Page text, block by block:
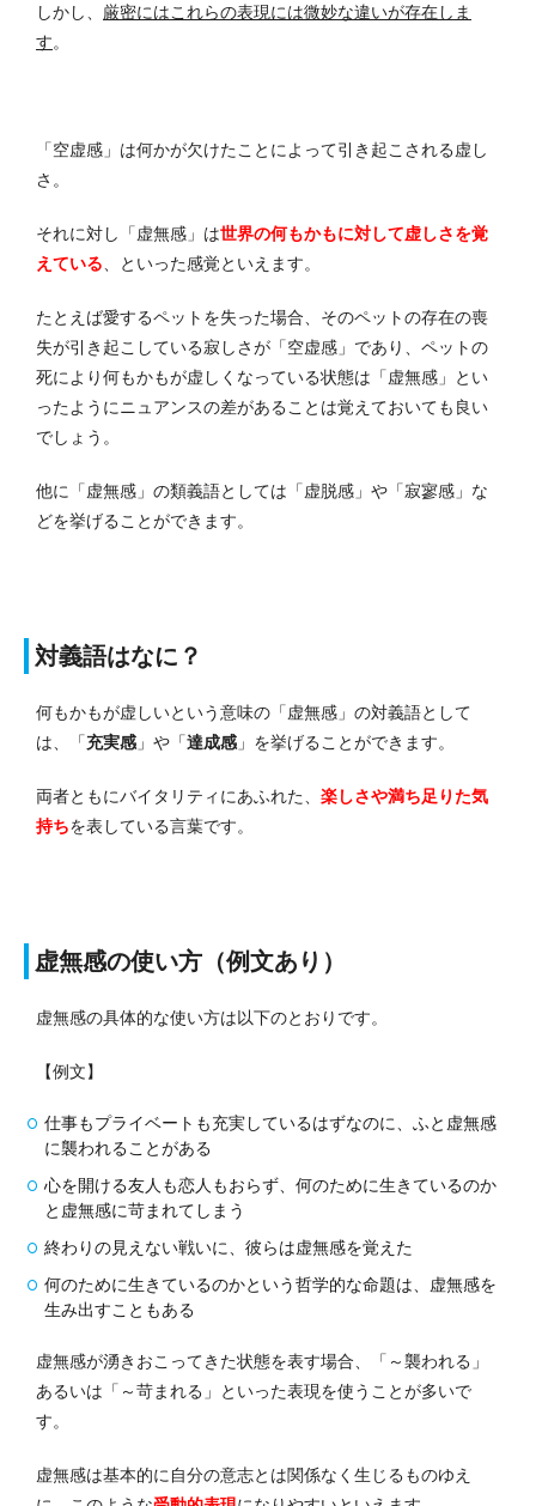
しかし、 厳密にはこれらの表現には微妙な違いが存在しま
す。
「空虚感」は何かが欠けたことによって引き起こされる虚し
さ。
それに対し「虚無感」は世界の何もかもに対して虚しさを覚
えている 、といった感覚といえます。
たとえば愛するペットを失った場合、そのペットの存在の喪
失が引き起こしている寂しさが「空虚感」であり、ペットの
死により何もかもが虚しくなっている状態は「虚無感」とい
ったようにニュアンスの差があることは覚えておいても良い
でしょう。
他に「虚無感」の類義語としては「虚脱感」や「寂寥感」な
どを挙げることができます。
対義語はなに？
何もかもが虚しいという意味の「虚無感」の対義語として
は、「充実感 」や「達成感 」を挙げることができます。
両者ともにバイタリティにあふれた、 楽しさや満ち足りた気
持ちを表している言葉です。
虚無感の使い方（例文あり）
虚無感の具体的な使い方は以下のとおりです。
【例文】
仕事もプライベートも充実しているはずなのに、ふと虚無感
に襲われることがある
心を開ける友人も恋人もおらず、何のために生きているのか
と虚無感に苛まれてしまう
終わりの見えない戦いに、彼らは虚無感を覚えた
何のために生きているのかという哲学的な命題は、虚無感を
生み出すこともある
虚無感が湧きおこってきた状態を表す場合、「～襲われる」
あるいは「～苛まれる」といった表現を使うことが多いで
す。
虚無感は基本的に自分の意志とは関係なく生じるものゆえ